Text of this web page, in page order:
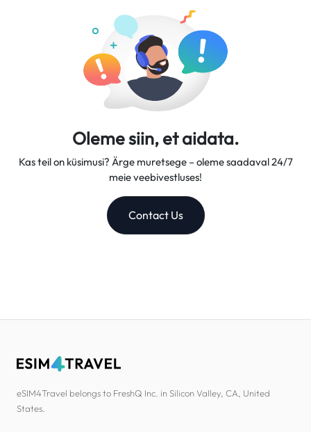
Oleme siin, et aidata.
Kas teil on küsimusi? Ärge muretsege – oleme saadaval 24/7
meie veebivestluses!
Contact Us
eSIM4Travel belongs to FreshQ Inc. in Silicon Valley, CA, United
States.